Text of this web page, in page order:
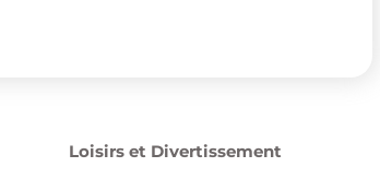
Loisirs et Divertissement